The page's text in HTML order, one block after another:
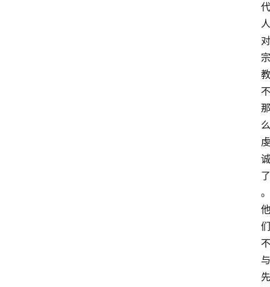
代
人
对
宗
教
不
那
么
虔
诚
了
。
他
们
不
与
先